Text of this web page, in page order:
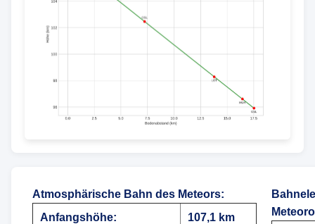
Atmosphärische Bahn des Meteors:
Anfangshöhe:
107,1 km